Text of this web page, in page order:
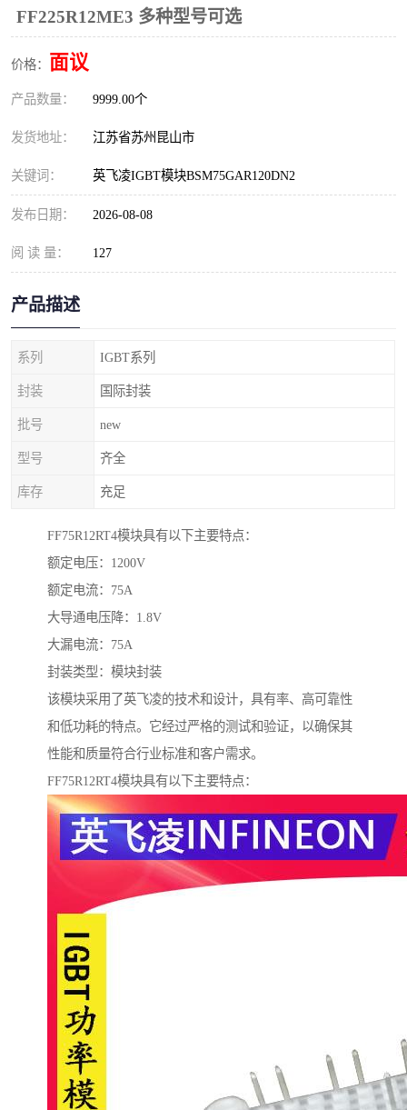
FF225R12ME3 多种型号可选
价格： 面议
产品数量： 9999.00个
发货地址： 江苏省苏州昆山市
关键词： 英飞凌IGBT模块BSM75GAR120DN2
发布日期： 2026-08-08
阅 读 量： 127
产品描述
系列 IGBT系列
封装 国际封装
批号 new
型号 齐全
库存 充足
FF75R12RT4模块具有以下主要特点：
额定电压：1200V
额定电流：75A
大导通电压降：1.8V
大漏电流：75A
封装类型：模块封装
该模块采用了英飞凌的技术和设计，具有率、高可靠性
和低功耗的特点。它经过严格的测试和验证，以确保其
性能和质量符合行业标准和客户需求。
FF75R12RT4模块具有以下主要特点：